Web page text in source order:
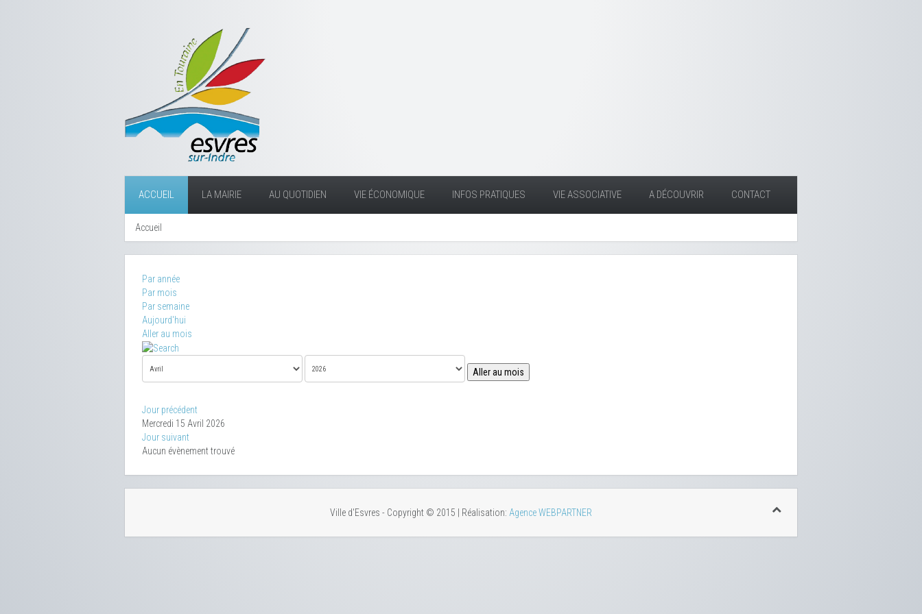
ACCUEIL LA MAIRIE AU QUOTIDIEN VIE ÉCONOMIQUE INFOS PRATIQUES VIE ASSOCIATIVE A DÉCOUVRIR CONTACT
Accueil
Par année
Par mois
Par semaine
Aujourd'hui
Aller au mois
Aller au mois
Jour précédent
Mercredi 15 Avril 2026
Jour suivant
Aucun évènement trouvé
Ville d'Esvres - Copyright © 2015 | Réalisation: Agence WEBPARTNER